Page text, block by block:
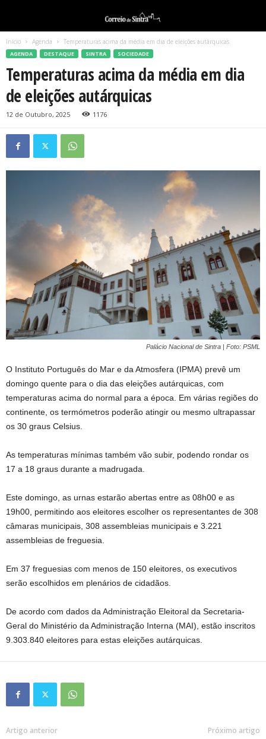
Início Agenda Temperaturas acima da média em dia de eleições autárquicas
AGENDA DESTAQUE SINTRA SOCIEDADE
Temperaturas acima da média em dia
de eleições autárquicas
12 de Outubro, 2025 1176
Palácio Nacional de Sintra | Foto: PSML
O Instituto Português do Mar e da Atmosfera (IPMA) prevê um
domingo quente para o dia das eleições autárquicas, com
temperaturas acima do normal para a época. Em várias regiões do
continente, os termómetros poderão atingir ou mesmo ultrapassar
os 30 graus Celsius.
As temperaturas mínimas também vão subir, podendo rondar os
17 a 18 graus durante a madrugada.
Este domingo, as urnas estarão abertas entre as 08h00 e as
19h00, permitindo aos eleitores escolher os representantes de 308
câmaras municipais, 308 assembleias municipais e 3.221
assembleias de freguesia.
Em 37 freguesias com menos de 150 eleitores, os executivos
serão escolhidos em plenários de cidadãos.
De acordo com dados da Administração Eleitoral da Secretaria-
Geral do Ministério da Administração Interna (MAI), estão inscritos
9.303.840 eleitores para estas eleições autárquicas.
Artigo anterior Próximo artigo